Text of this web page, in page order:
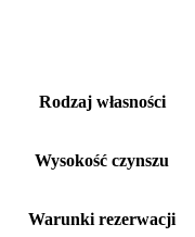
Rodzaj własności
Wysokość czynszu
Warunki rezerwacji